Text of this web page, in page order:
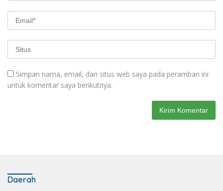
Simpan nama, email, dan situs web saya pada peramban ini
untuk komentar saya berikutnya.
Daerah